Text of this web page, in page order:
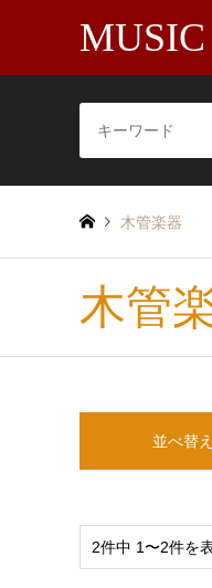
MUSIC
木管楽器
木管
並べ替
2件中 1〜2件を